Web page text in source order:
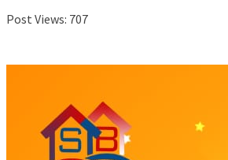
Post Views: 707